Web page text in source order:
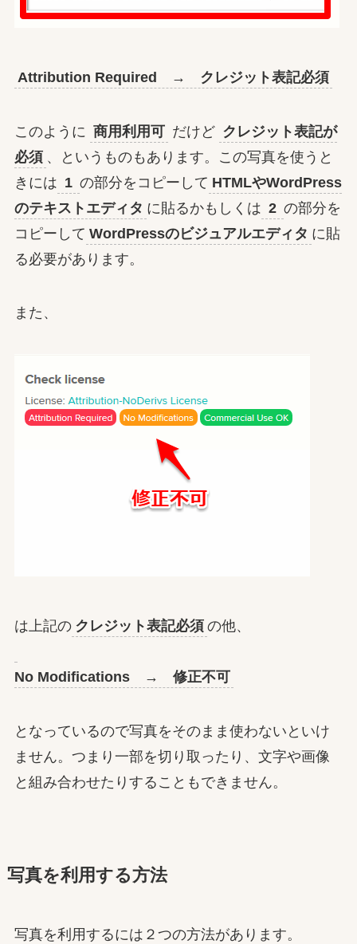
Attribution Required → クレジット表記必須
このように 商用利用可 だけど クレジット表記が
必須 、というものもあります。この写真を使うと
きには 1 の部分をコピーして HTMLやWordPress
のテキストエディタ に貼るかもしくは 2 の部分を
コピーして WordPressのビジュアルエディタ に貼
る必要があります。
また、
は上記の クレジット表記必須 の他、
No Modifications → 修正不可
となっているので写真をそのまま使わないといけ
ません。つまり一部を切り取ったり、文字や画像
と組み合わせたりすることもできません。
写真を利用する方法
写真を利用するには２つの方法があります。